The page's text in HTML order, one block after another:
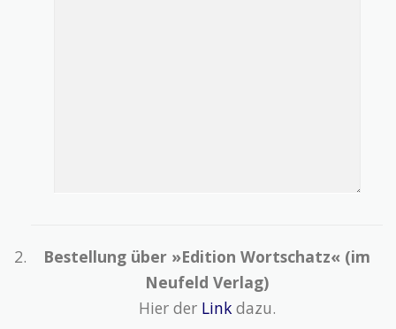
Bestellung über »Edition Wortschatz« (im
Neufeld Verlag)
Hier der Linkdazu.